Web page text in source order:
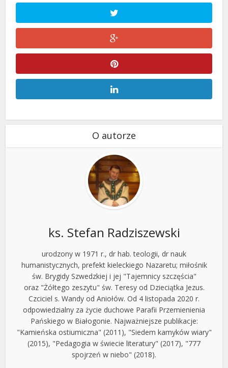
O autorze
ks. Stefan Radziszewski
urodzony w 1971 r., dr hab. teologii, dr nauk
humanistycznych, prefekt kieleckiego Nazaretu; miłośnik
św. Brygidy Szwedzkiej i jej "Tajemnicy szczęścia"
oraz "Żółtego zeszytu" św. Teresy od Dzieciątka Jezus.
Czciciel s. Wandy od Aniołów. Od 4 listopada 2020 r.
odpowiedzialny za życie duchowe Parafii Przemienienia
Pańskiego w Białogonie. Najważniejsze publikacje:
"Kamieńska ostiumiczna" (2011), "Siedem kamyków wiary"
(2015), "Pedagogia w świecie literatury" (2017), "777
spojrzeń w niebo" (2018).